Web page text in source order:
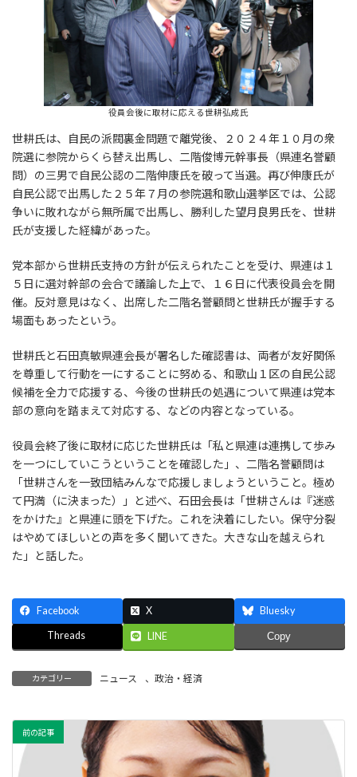
役員会後に取材に応える世耕弘成氏
世耕氏は、自民の派閥裏金問題で離党後、２０２４年１０月の衆
院選に参院からくら替え出馬し、二階俊博元幹事長（県連名誉顧
問）の三男で自民公認の二階伸康氏を破って当選。再び伸康氏が
自民公認で出馬した２５年７月の参院選和歌山選挙区では、公認
争いに敗れながら無所属で出馬し、勝利した望月良男氏を、世耕
氏が支援した経緯があった。
党本部から世耕氏支持の方針が伝えられたことを受け、県連は１
５日に選対幹部の会合で議論した上で、１６日に代表役員会を開
催。反対意見はなく、出席した二階名誉顧問と世耕氏が握手する
場面もあったという。
世耕氏と石田真敏県連会長が署名した確認書は、両者が友好関係
を尊重して行動を一にすることに努める、和歌山１区の自民公認
候補を全力で応援する、今後の世耕氏の処遇について県連は党本
部の意向を踏まえて対応する、などの内容となっている。
役員会終了後に取材に応じた世耕氏は「私と県連は連携して歩み
を一つにしていこうということを確認した」、二階名誉顧問は
「世耕さんを一致団結みんなで応援しましょうということ。極め
て円満（に決まった）」と述べ、石田会長は「世耕さんは『迷惑
をかけた』と県連に頭を下げた。これを決着にしたい。保守分裂
はやめてほしいとの声を多く聞いてきた。大きな山を越えられ
た」と話した。
Facebook X Bluesky
Threads LINE Copy
カテゴリー ニュース 、 政治・経済
前の記事